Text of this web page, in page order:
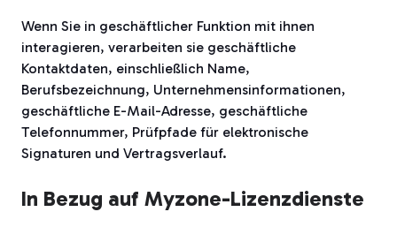
Wenn Sie in geschäftlicher Funktion mit ihnen
interagieren, verarbeiten sie geschäftliche
Kontaktdaten, einschließlich Name,
Berufsbezeichnung, Unternehmensinformationen,
geschäftliche E-Mail-Adresse, geschäftliche
Telefonnummer, Prüfpfade für elektronische
Signaturen und Vertragsverlauf.
In Bezug auf Myzone-Lizenzdienste